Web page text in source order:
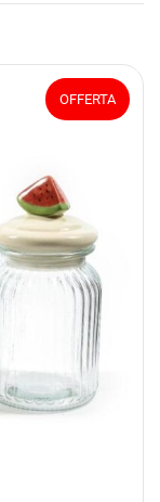
OFFERTA